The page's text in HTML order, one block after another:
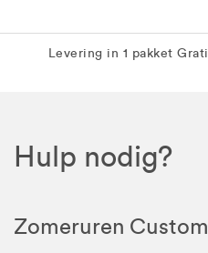
Levering in 1 pakket
Hulp nodig?
Zomeruren